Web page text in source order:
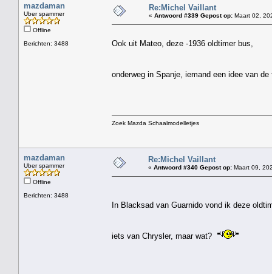
mazdaman
Uber spammer
Offline
Berichten: 3488
Re:Michel Vaillant
« Antwoord #339 Gepost op: Maart 02,
Ook uit Mateo, deze -1936 oldtimer bus,
onderweg in Spanje, iemand een idee van
Zoek Mazda Schaalmodelletjes
mazdaman
Uber spammer
Offline
Berichten: 3488
Re:Michel Vaillant
« Antwoord #340 Gepost op: Maart 09,
In Blacksad van Guarnido vond ik deze
iets van Chrysler, maar wat?